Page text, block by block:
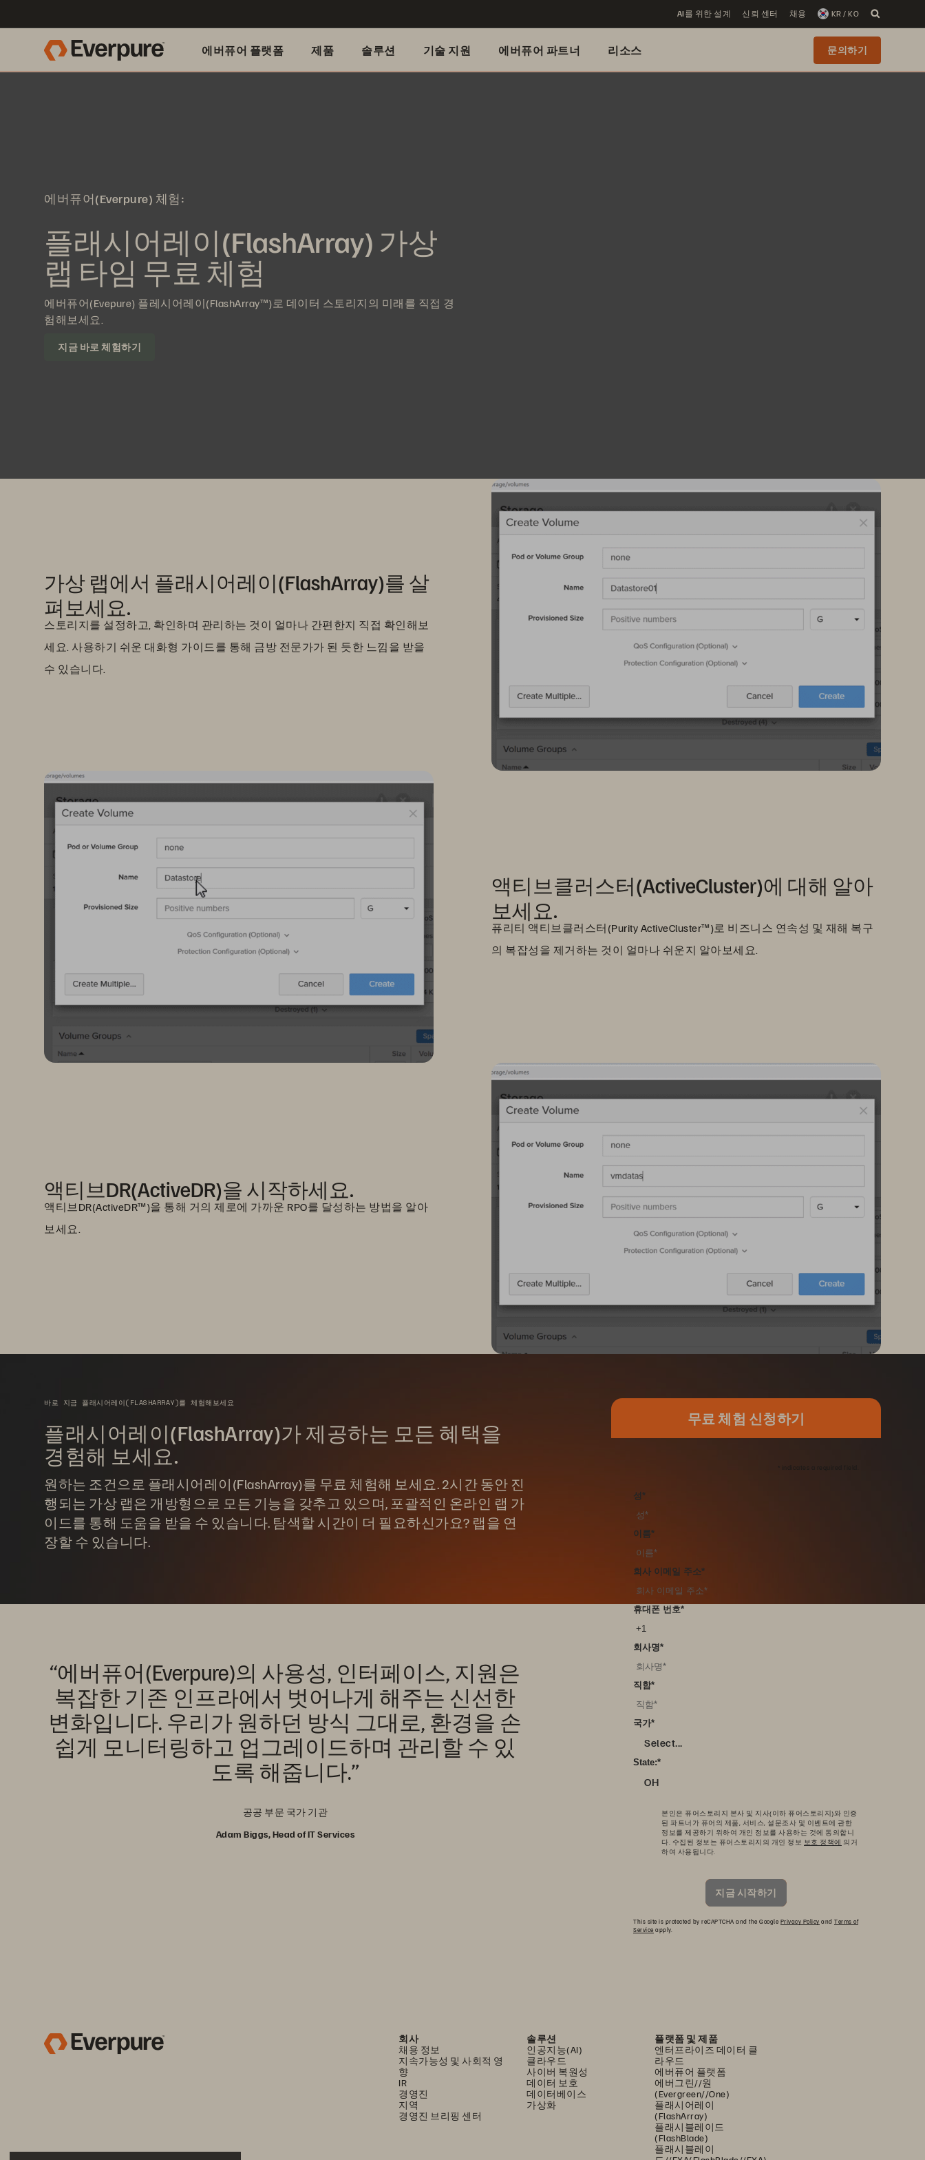
AI를 위한 설계 신뢰 센터 채용 KR / KO
에버퓨어 플랫폼 제품 솔루션 기술 지원 에버퓨어 파트너 리소스 문의하기
에버퓨어(Everpure) 체험:
플래시어레이(FlashArray) 가상
랩 타임 무료 체험
에버퓨어(Evepure) 플레시어레이(FlashArray™)로 데이터 스토리지의 미래를 직접 경
험해보세요.
지금 바로 체험하기
가상 랩에서 플래시어레이(FlashArray)를 살
펴보세요.
스토리지를 설정하고, 확인하며 관리하는 것이 얼마나 간편한지 직접 확인해보
세요. 사용하기 쉬운 대화형 가이드를 통해 금방 전문가가 된 듯한 느낌을 받을
수 있습니다.
액티브클러스터(ActiveCluster)에 대해 알아
보세요.
퓨리티 액티브클러스터(Purity ActiveCluster™)로 비즈니스 연속성 및 재해 복구
의 복잡성을 제거하는 것이 얼마나 쉬운지 알아보세요.
액티브DR(ActiveDR)을 시작하세요.
액티브DR(ActiveDR™)을 통해 거의 제로에 가까운 RPO를 달성하는 방법을 알아
보세요.
바로 지금 플래시어레이(FLASHARRAY)를 체험해보세요
플래시어레이(FlashArray)가 제공하는 모든 혜택을
경험해 보세요.
원하는 조건으로 플래시어레이(FlashArray)를 무료 체험해 보세요. 2시간 동안 진
행되는 가상 랩은 개방형으로 모든 기능을 갖추고 있으며, 포괄적인 온라인 랩 가
이드를 통해 도움을 받을 수 있습니다. 탐색할 시간이 더 필요하신가요? 랩을 연
장할 수 있습니다.
“에버퓨어(Everpure)의 사용성, 인터페이스, 지원은
복잡한 기존 인프라에서 벗어나게 해주는 신선한
변화입니다. 우리가 원하던 방식 그대로, 환경을 손
쉽게 모니터링하고 업그레이드하며 관리할 수 있
도록 해줍니다.”
공공 부문 국가 기관
Adam Biggs, Head of IT Services
무료 체험 신청하기
*
*
성
*
이름
*
회사 이메일 주소
*
휴대폰 번호
*
회사명
*
직함
*
국가
Select...
*
State:
OH
본인은 퓨어스토리지 본사 및 지사(이하 퓨어스토리지)와 인증
된 파트너가 퓨어의 제품, 서비스, 설문조사 및 이벤트에 관한
정보를 제공하기 위하여 개인 정보를 사용하는 것에 동의합니
다. 수집된 정보는 퓨어스토리지의 개인 정보 보호 정책에 의거
하여 사용됩니다.
지금 시작하기
This site is protected by reCAPTCHA and the Google Privacy Policy and Terms of
Service apply.
회사
채용 정보
지속가능성 및 사회적 영
향
IR
경영진
지역
경영진 브리핑 센터
솔루션
인공지능(AI)
클라우드
사이버 복원성
데이터 보호
데이터베이스
가상화
플랫폼 및 제품
엔터프라이즈 데이터 클
라우드
에버퓨어 플랫폼
에버그린//원
(Evergreen//One)
플래시어레이
(FlashArray)
플래시블레이드
(FlashBlade)
플래시블레이